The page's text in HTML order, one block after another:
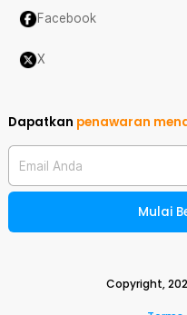
Facebook
X
Dapatkan penawaran
Email Anda
Mulai
Copyright,